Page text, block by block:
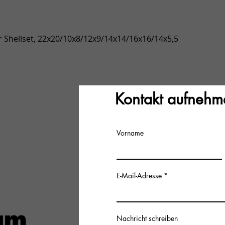
Schnellansicht
Shellset, 22x20/10x8/12x9/14x14/16x16/14x5,5
Kontakt
Vorname
E-Mail-Adresse
Nachricht schreiben